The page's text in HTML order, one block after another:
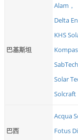
巴基斯坦
Alam，
Delta
KHS
Solar
Solcraft
巴西
Acqua
Fotus